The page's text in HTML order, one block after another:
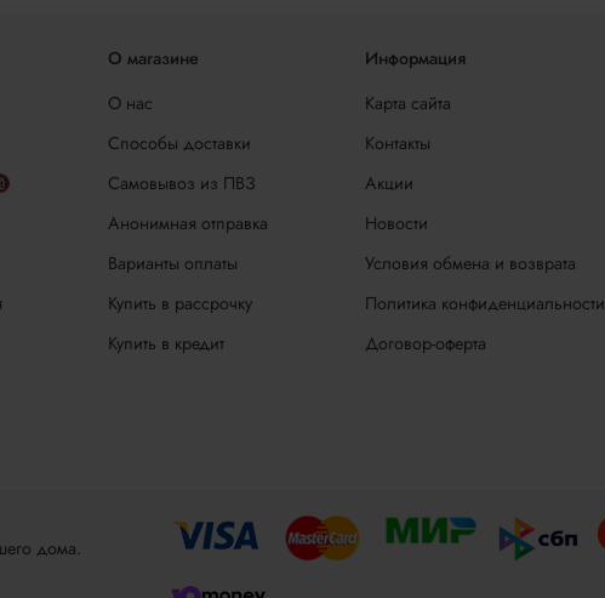
О магазине
О нас
Способы доставки
Самовывоз из ПВЗ
Анонимная отправка
Варианты оплаты
Купить в рассрочку
Купить в кредит
Информация
Карта сайта
Контакты
Акции
Новости
Условия обмена и возврата
Политика конфиденциальности
Договор-оферта
дома.